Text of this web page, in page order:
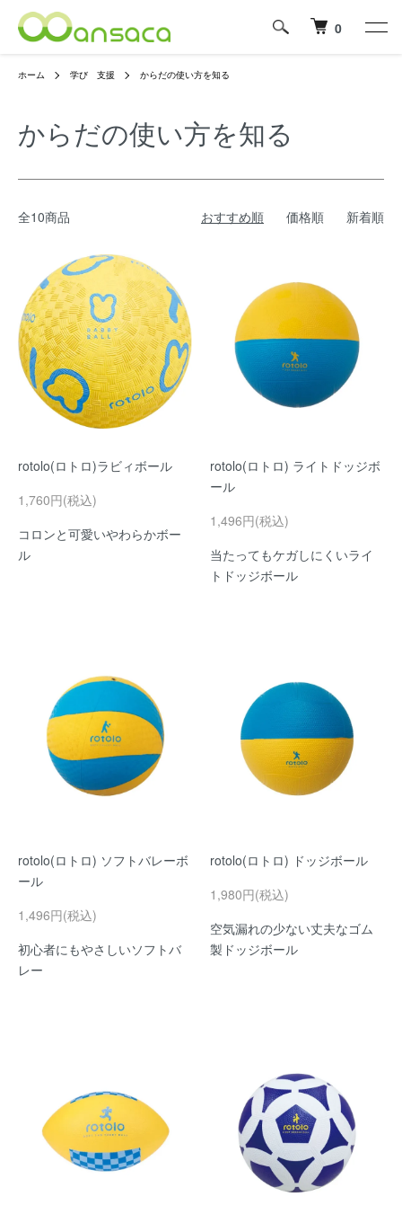
0
ホーム 学び 支援 からだの使い方を知る
からだの使い方を知る
全10商品 おすすめ順 価格順 新着順
rotolo(ロトロ)ラビィボール
1,760円(税込)
コロンと可愛いやわらかボー
ル
rotolo(ロトロ) ライトドッジボ
ール
1,496円(税込)
当たってもケガしにくいライ
トドッジボール
rotolo(ロトロ) ソフトバレーボ
ール
1,496円(税込)
初心者にもやさしいソフトバ
レー
rotolo(ロトロ) ドッジボール
1,980円(税込)
空気漏れの少ない丈夫なゴム
製ドッジボール